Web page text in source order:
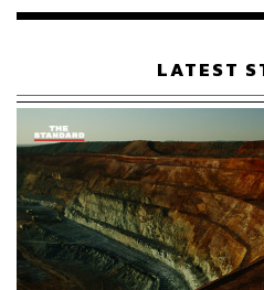
เรือนไทยที่ถูกซุกไว้
LATEST